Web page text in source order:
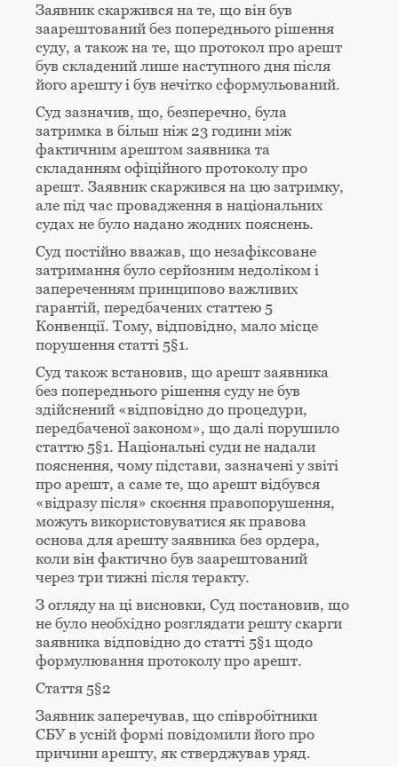
Заявник скаржився на те, що він був
заарештований без попереднього рішення
суду, а також на те, що протокол про арешт
був складений лише наступного дня після
його арешту і був нечітко сформульований.
Суд зазначив, що, безперечно, була
затримка в більш ніж 23 години між
фактичним арештом заявника та
складанням офіційного протоколу про
арешт. Заявник скаржився на цю затримку,
але під час провадження в національних
судах не було надано жодних пояснень.
Суд постійно вважав, що незафіксоване
затримання було серйозним недоліком і
запереченням принципово важливих
гарантій, передбачених статтею 5
Конвенції. Тому, відповідно, мало місце
порушення статті 5§1.
Суд також встановив, що арешт заявника
без попереднього рішення суду не був
здійснений «відповідно до процедури,
передбаченої законом», що далі порушило
статтю 5§1. Національні суди не надали
пояснення, чому підстави, зазначені у звіті
про арешт, а саме те, що арешт відбувся
«відразу після» скоєння правопорушення,
можуть використовуватися як правова
основа для арешту заявника без ордера,
коли він фактично був заарештований
через три тижні після теракту.
З огляду на ці висновки, Суд постановив, що
не було необхідно розглядати решту скарги
заявника відповідно до статті 5§1 щодо
формулювання протоколу про арешт.
Стаття 5§2
Заявник заперечував, що співробітники
СБУ в усній формі повідомили його про
причини арешту, як стверджував уряд.